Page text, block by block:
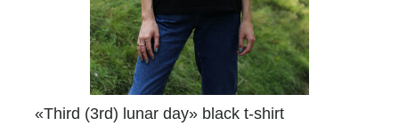
«Third (3rd) lunar day» black t-shirt